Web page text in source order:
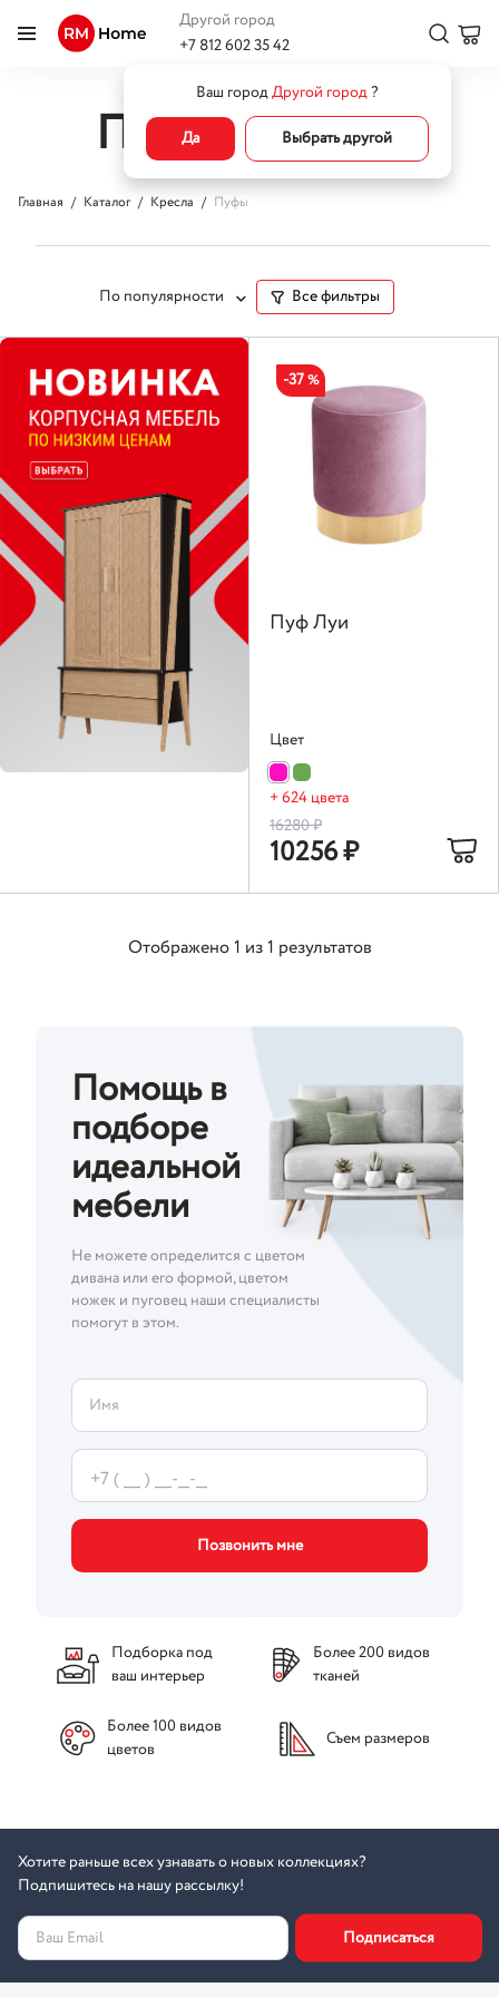
Другой город
+7 812 602 35 42
Ваш городДругой город?
Да Выбрать другой
Пуфы розовые
Главная Каталог Кресла Пуфы
По популярности Все фильтры
-37 %
Пуф Луи
Цвет
+ 624 цвета
16280₽
10256₽
Отображено1 из1 результатов
Помощь в
подборе
идеальной
мебели
Не можете определится с цветом
дивана или его формой, цветом
ножек и пуговец наши специалисты
помогут в этом.
Имя
Позвонить мне
Подборка под
ваш интерьер
Более 200 видов
тканей
Более 100 видов
цветов
Съем размеров
Хотите раньше всех узнавать о новых коллекциях?
Подпишитесь на нашу рассылку!
Ваш Email Подписаться